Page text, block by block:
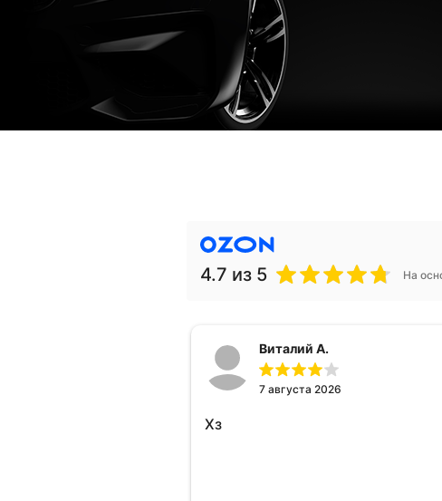
4.7 из 5 На
Виталий А.
7 августа 2026
Хз